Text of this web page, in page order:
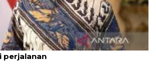
pemudik jaga kesehatan dan
perjalanan